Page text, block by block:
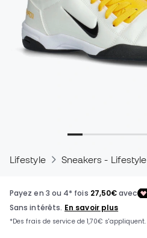
Lifestyle Sneakers - Lifestyle